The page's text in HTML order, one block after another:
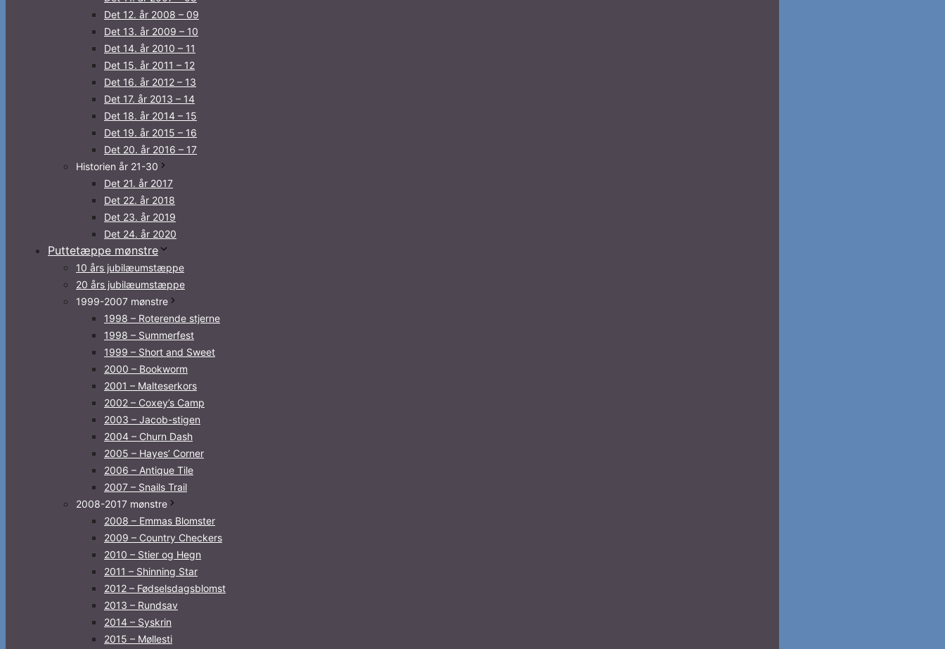
Det 12. år 2008 – 09
Det 13. år 2009 – 10
Det 14. år 2010 – 11
Det 15. år 2011 – 12
Det 16. år 2012 – 13
Det 17. år 2013 – 14
Det 18. år 2014 – 15
Det 19. år 2015 – 16
Det 20. år 2016 – 17
Historien år 21-30
Det 21. år 2017
Det 22. år 2018
Det 23. år 2019
Det 24. år 2020
Puttetæppe mønstre
10 års jubilæumstæppe
20 års jubilæumstæppe
1999-2007 mønstre
1998 – Roterende stjerne
1998 – Summerfest
1999 – Short and Sweet
2000 – Bookworm
2001 – Malteserkors
2002 – Coxey’s Camp
2003 – Jacob-stigen
2004 – Churn Dash
2005 – Hayes’ Corner
2006 – Antique Tile
2007 – Snails Trail
2008-2017 mønstre
2008 – Emmas Blomster
2009 – Country Checkers
2010 – Stier og Hegn
2011 – Shinning Star
2012 – Fødselsdagsblomst
2013 – Rundsav
2014 – Syskrin
2015 – Møllesti